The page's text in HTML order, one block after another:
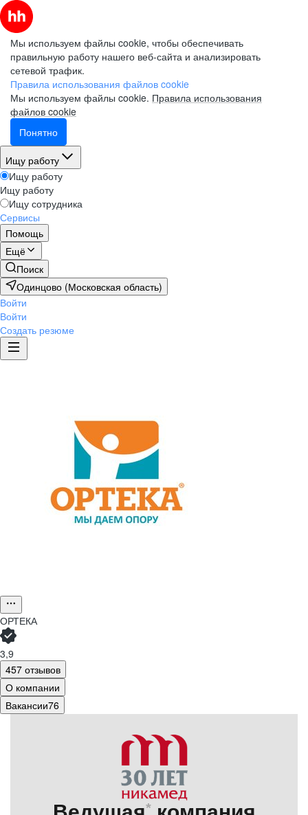
Мы используем файлы cookie, чтобы обеспечивать
правильную работу нашего веб-сайта и анализировать
сетевой трафик.
Правила использования файлов cookie
Мы используем файлы cookie. Правила использования
файлов cookie
Понятно
Ищу работу
Ищу работу
Ищу работу
Ищу сотрудника
Сервисы
Помощь
Ещё
Поиск
Одинцово (Московская область)
Войти
Войти
Создать резюме
ОРТЕКА
3,9
457 отзывов
О компании
Вакансии76
*